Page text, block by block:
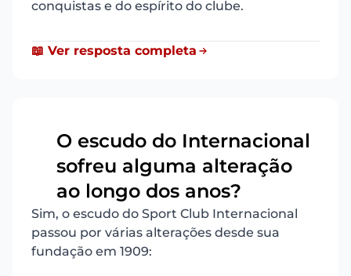
conquistas e do espírito do clube.
📖 Ver resposta completa
O escudo do Internacional
sofreu alguma alteração
ao longo dos anos?
Sim, o escudo do Sport Club Internacional
passou por várias alterações desde sua
fundação em 1909: